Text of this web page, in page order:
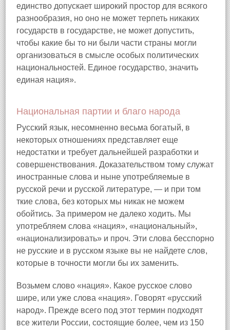
единство допускает широкий простор для всякого
разнообразия, но оно не может терпеть никаких
государств в государстве, не может допустить,
чтобы какие бы то ни были части страны могли
организоваться в смысле особых политических
национальностей. Единое государство, значить
единая нация».
Национальная партии и благо народа
Русский язык, несомненно весьма богатый, в
некоторых отношениях представляет еще
недостатки и требует дальнейшей разработки и
совершенствования. Доказательством тому служат
иностранные слова и ныне употребляемые в
русской речи и русской литературе, — и при том
ткие слова, без которых мы никак не можем
обойтись. За примером не далеко ходить. Мы
употребляем слова «нация», «национальный»,
«национализировать» и проч. Эти слова бесспорно
не русские и в русском языке вы не найдете слов,
которые в точности могли бы их заменить.
Возьмем слово «нация». Какое русское слово
шире, или уже слова «нация». Говорят «русский
народ». Прежде всего под этот термин подходят
все жители России, состоящие более, чем из 150